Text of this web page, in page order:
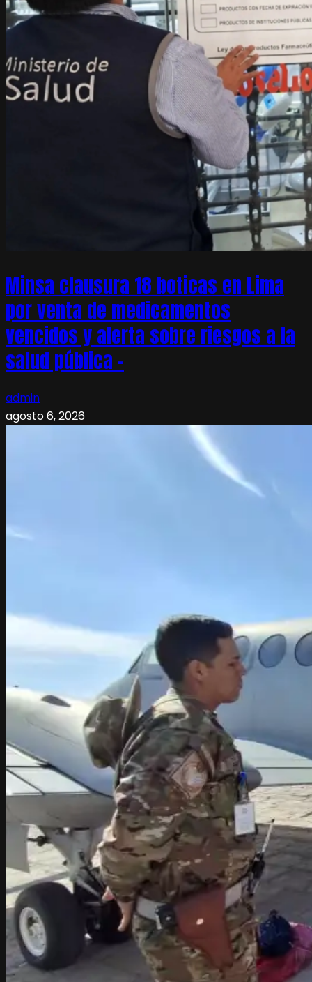
Minsa clausura 18 boticas en Lima
por venta de medicamentos
vencidos y alerta sobre riesgos a la
salud pública –
admin
agosto 6, 2026